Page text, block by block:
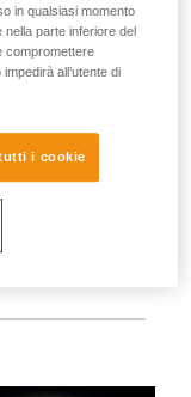
niente macchie
che
in qualsiasi momento
nella parte inferiore del
compromettere
all’utente di
i cookie